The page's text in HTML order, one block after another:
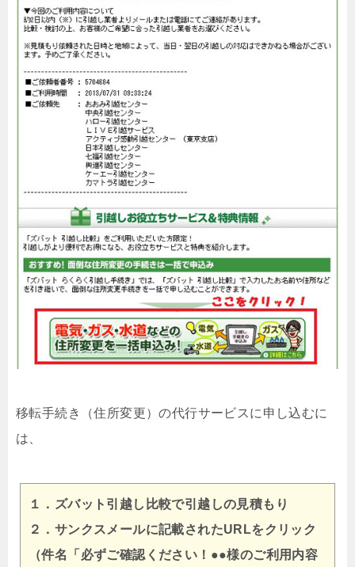
移転手続き（住所変更）の代行サービスに申し込むに
は、
１．ズバット引越し比較で引越しの見積もり
２．サンクスメールに記載されたURLをクリック
（件名「必ずご確認ください！●●様のご利用内容